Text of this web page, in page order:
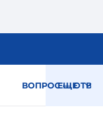
ВОПРОС — ОТВЕТ
ЕЩЕ